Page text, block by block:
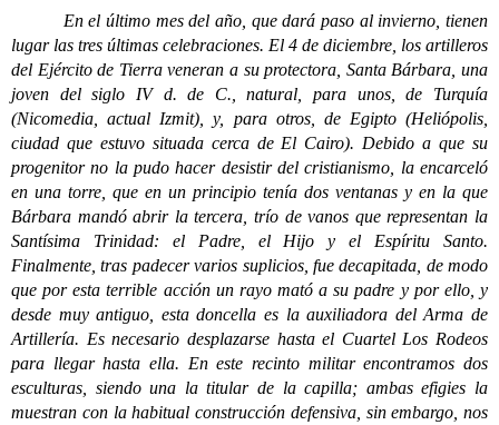
En el último mes del año, que dará paso al invierno, tienen
lugar las tres últimas celebraciones. El 4 de diciembre, los artilleros
del Ejército de Tierra veneran a su protectora, Santa Bárbara, una
joven del siglo IV d. de C., natural, para unos, de Turquía
(Nicomedia, actual Izmit), y, para otros, de Egipto (Heliópolis,
ciudad que estuvo situada cerca de El Cairo). Debido a que su
progenitor no la pudo hacer desistir del cristianismo, la encarceló
en una torre, que en un principio tenía dos ventanas y en la que
Bárbara mandó abrir la tercera, trío de vanos que representan la
Santísima Trinidad: el Padre, el Hijo y el Espíritu Santo.
Finalmente, tras padecer varios suplicios, fue decapitada, de modo
que por esta terrible acción un rayo mató a su padre y por ello, y
desde muy antiguo, esta doncella es la auxiliadora del Arma de
Artillería. Es necesario desplazarse hasta el Cuartel Los Rodeos
para llegar hasta ella. En este recinto militar encontramos dos
esculturas, siendo una la titular de la capilla; ambas efigies la
muestran con la habitual construcción defensiva, sin embargo, nos